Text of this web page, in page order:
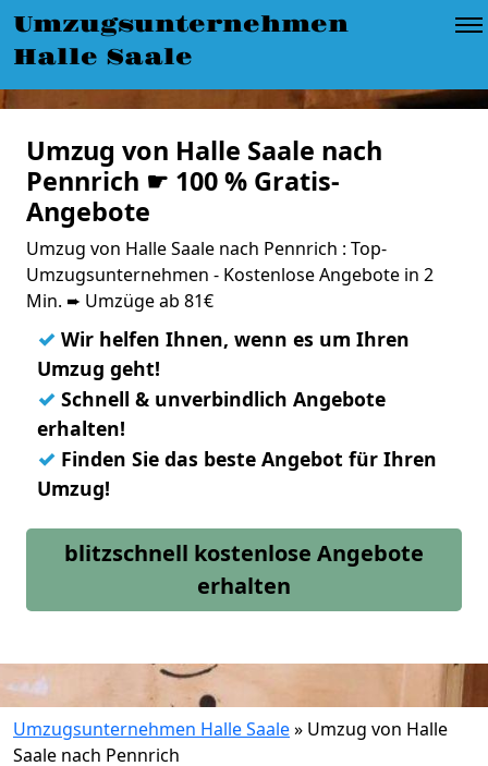
Umzugsunternehmen
Halle Saale
Umzug von Halle Saale nach
Pennrich ☛ 100 % Gratis-
Angebote
Umzug von Halle Saale nach Pennrich : Top-
Umzugsunternehmen - Kostenlose Angebote in 2
Min. ➨ Umzüge ab 81€
✓ Wir helfen Ihnen, wenn es um Ihren
Umzug geht!
✓ Schnell & unverbindlich Angebote
erhalten!
✓ Finden Sie das beste Angebot für Ihren
Umzug!
blitzschnell kostenlose Angebote
erhalten
Umzugsunternehmen Halle Saale» Umzug von Halle
Saale nach Pennrich